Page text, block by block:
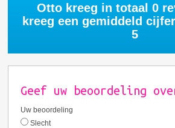
Otto kreeg in totaal0
kreeg een gemiddeld
5
Geef uw beoordeling
Uw beoordeling
Slecht